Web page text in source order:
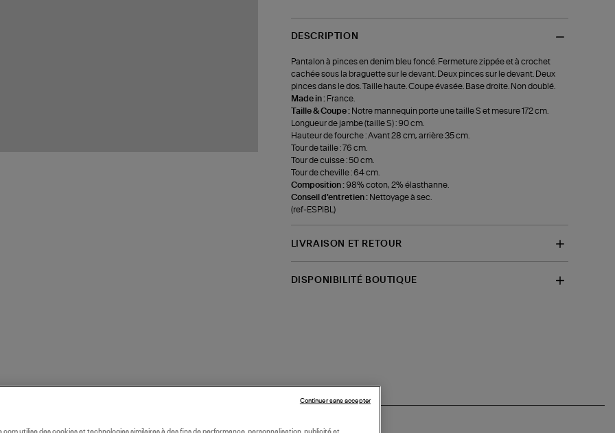
DESCRIPTION
Pantalon à pinces en denim bleu foncé. Fermeture zippée et à crochet
cachée sous la braguette sur le devant. Deux pinces sur le devant. Deux
pinces dans le dos. Taille haute. Coupe évasée. Base droite. Non doublé.
Made in : France.
Taille & Coupe : Notre mannequin porte une taille S et mesure 172 cm.
Longueur de jambe (taille S) : 90 cm.
Hauteur de fourche : Avant 28 cm, arrière 35 cm.
Tour de taille : 76 cm.
Tour de cuisse : 50 cm.
Tour de cheville : 64 cm.
Composition : 98% coton, 2% élasthanne.
Conseil d'entretien : Nettoyage à sec.
(ref-ESPIBL)
LIVRAISON ET RETOUR
DISPONIBILITÉ BOUTIQUE
utilise des cookies et technologies similaires à des fins de performance, personnalisation, publicité et
Continuer sans accepter